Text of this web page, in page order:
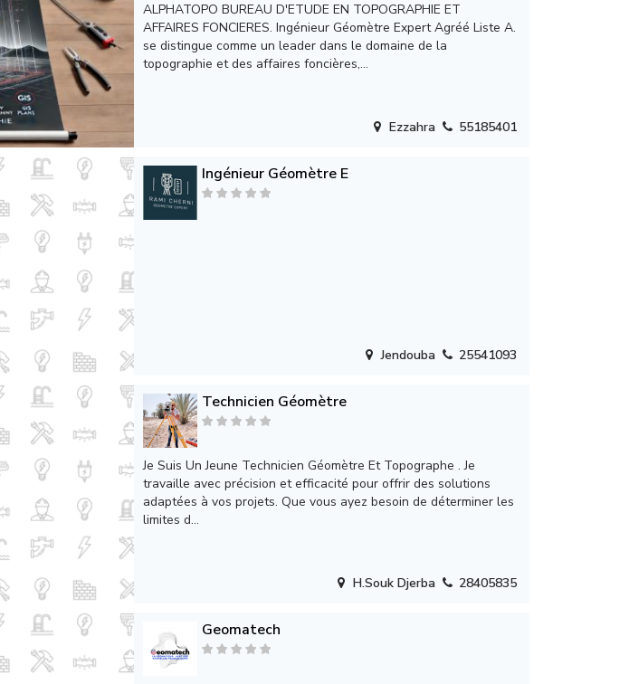
ALPHATOPO BUREAU D'ETUDE EN TOPOGRAPHIE ET
AFFAIRES FONCIERES. Ingénieur Géomètre Expert Agréé Liste A.
se distingue comme un leader dans le domaine de la
topographie et des affaires foncières,...
Ezzahra 55185401
Ingénieur Géomètre E
Jendouba 25541093
Technicien Géomètre
Je Suis Un Jeune Technicien Géomètre Et Topographe . Je
travaille avec précision et efficacité pour offrir des solutions
adaptées à vos projets. Que vous ayez besoin de déterminer les
limites d...
H.Souk Djerba 28405835
Geomatech